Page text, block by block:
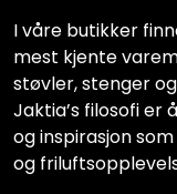
I våre butikker
mest kjente
støvler, stenger
Jaktia’s filosofi er
og inspirasjon
og